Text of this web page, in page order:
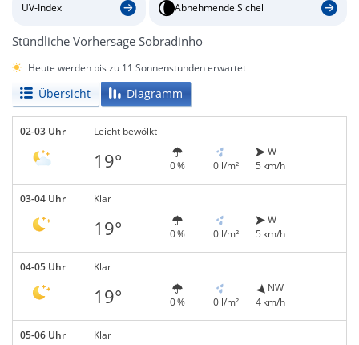
UV-Index Abnehmende Sichel
Stündliche Vorhersage Sobradinho
Heute werden bis zu 11 Sonnenstunden erwartet
Übersicht Diagramm
02-03 Uhr Leicht bewölkt
19° 0 % 0 l/m²
W
5 km/h
03-04 Uhr Klar
19° 0 % 0 l/m²
W
5 km/h
04-05 Uhr Klar
19° 0 % 0 l/m²
NW
4 km/h
05-06 Uhr Klar